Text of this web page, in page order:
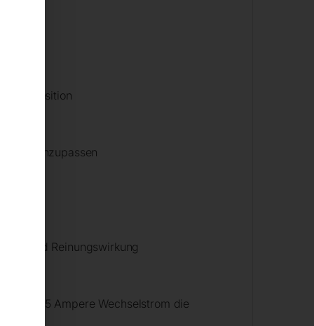
anzupassen
und Reinungswirkung
der 5 Ampere Wechselstrom die